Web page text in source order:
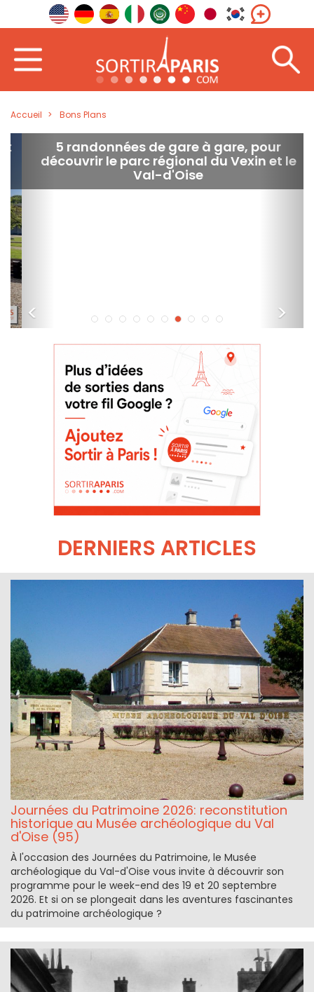
Accueil Bons Plans
5 randonnées de gare à gare, pour
découvrir le parc régional du Vexin et le
Val-d'Oise
< >
DERNIERS ARTICLES
Journées du Patrimoine 2026: reconstitution
historique au Musée archéologique du Val
d'Oise (95)
À l'occasion des Journées du Patrimoine, le Musée
archéologique du Val-d'Oise vous invite à découvrir son
programme pour le week-end des 19 et 20 septembre
2026. Et si on se plongeait dans les aventures fascinantes
du patrimoine archéologique ?